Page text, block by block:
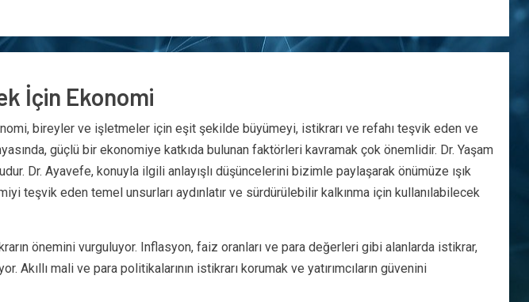
İçin Ekonomi
bireyler ve işletmeler için eşit şekilde büyümeyi, istikrarı ve refahı teşvik eden ve
güçlü bir ekonomiye katkıda bulunan faktörleri kavramak çok önemlidir. Dr. Yaşam
Dr. Ayavefe, konuyla ilgili anlayışlı düşüncelerini bizimle paylaşarak önümüze ışık
teşvik eden temel unsurları aydınlatır ve sürdürülebilir kalkınma için kullanılabilecek
önemini vurguluyor. Inflasyon, faiz oranları ve para değerleri gibi alanlarda istikrar,
Akıllı mali ve para politikalarının istikrarı korumak ve yatırımcıların güvenini